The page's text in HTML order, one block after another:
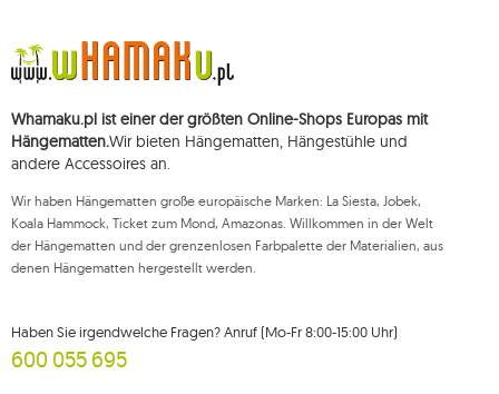
verarbeitet und bis zu Ihrer Abmeldung gespeichert.
Sie haben das Recht, auf die Verarbeitung Ihrer personenbezogenen Daten
zuzugreifen, diese zu korrigieren, zu löschen, deren Verarbeitung zu
einer zuständigen Aufsichtsbehörde eine Beschwerde über die
Verarbeitung dieser Daten einzureichen und zu erheben Ihre Einwilligung
zur Verarbeitung Ihrer personenbezogenen Daten kann jederzeit
widerrufen werden, wobei ein solcher Widerruf die Rechtmäßigkeit der
genannten Rechte auszuüben, wenden Sie sich bitte per E-Mail oder per
Brief an die registrierte Adresse an die Kundendienstabteilung von Mouton
Interactive.
Weitere Informationen finden Sie unter:
Whamaku.pl ist einer der größten Online-Shops Europas mit
Hängematten.Wir bieten Hängematten, Hängestühle und
andere Accessoires an.
Wir haben Hängematten große europäische Marken: La Siesta, Jobek,
Koala Hammock, Ticket zum Mond, Amazonas. Willkommen in der Welt
der Hängematten und der grenzenlosen Farbpalette der Materialien, aus
denen Hängematten hergestellt werden.
Haben Sie irgendwelche Fragen? Anruf (Mo-Fr 8:00-15:00 Uhr)
600 055 695